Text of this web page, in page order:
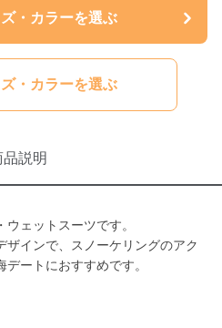
・カラーを選ぶ
・カラーを選ぶ
品説明
ェットスーツです。
ザインで、スノーケリングのアク
ートにおすすめです。